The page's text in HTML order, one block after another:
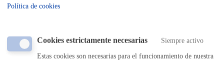
DOCUMENTACIÓN VECTORIAL:
INSTRUCCIONES GENERALES para el
Política de cookies
Cookies estrictamente necesarias Siempre activo
Estas cookies son necesarias para el funcionamiento de nuestra